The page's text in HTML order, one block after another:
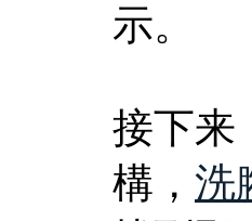
示。
接下来
構， 洗